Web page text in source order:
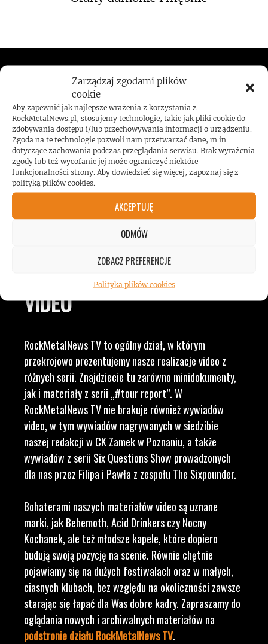
Zarządzaj zgodami plików
cookie
Aby zapewnić jak najlepsze wrażenia z korzystania z
RockMetalNews.pl, stosujemy technologie, takie jak pliki cookie do
zdobywania dostępu i/lub przechowywania informacji o urządzeniu.
Zgoda na te technologie pozwoli nam przetwarzać dane, m.in.
dotyczące zachowania podczas przeglądania serwisu. Brak wyrażenia
zgody lub też wycofanie jej może ograniczyć niektóre
funkcjonalności strony. Aby dowiedzieć się więcej, zapoznaj się z
polityką plików cookies.
AKCEPTUJĘ
ODMÓW
ZOBACZ PREFERENCJE
Polityka plików cookies
ROCKMETALNEWS TV
JESTEŚMY BLISKO
ZESPOŁÓW, KONCERTÓW I
LUDZI ZWIĄZANYCH Z
MUZYKĄ, BY DOSTARCZAĆ
WAM NAJLEPSZE TREŚCI
VIDEO
RockMetalNews TV to ogólny dział, w którym
przekrojowo prezentujemy nasze realizacje video z
różnych serii. Znajdziecie tu zarówno minidokumenty,
jak i materiały z serii „#tour report”. W
RockMetalNews TV nie brakuje również wywiadów
video, w tym wywiadów nagrywanych w siedzibie
naszej redakcji w CK Zamek w Poznaniu, a także
wywiadów z serii Six Questions Show prowadzonych
dla nas przez Filipa i Pawła z zespołu The Sixpounder.
Bohaterami naszych materiałów video są uznane
marki, jak Behemoth, Acid Drinkers czy Nocny
Kochanek, ale też młodsze kapele, które dopiero
budują swoją pozycję na scenie. Równie chętnie
pojawiamy się na dużych festiwalach oraz w małych,
ciasnych klubach, bez względu na okoliczności zawsze
starając się łapać dla Was dobre kadry. Zapraszamy do
oglądania nowych i archiwalnych materiałów na
podstronie działu RockMetalNews TV.